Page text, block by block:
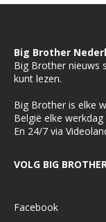
Big Brother
Big Brother nieuws
kunt lezen.
Big Brother is elke
België elke
En 24/7 via
VOLG BIG
Facebook